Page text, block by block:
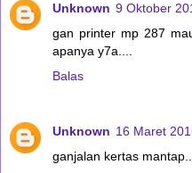
Unknown 9 Oktober
gan printer mp 287
apanya y7a....
Balas
Unknown 16 Maret
ganjalan kertas